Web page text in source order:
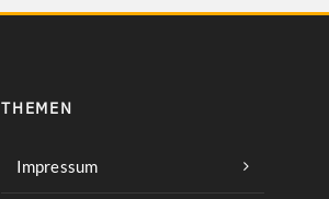
THEMEN
Impressum